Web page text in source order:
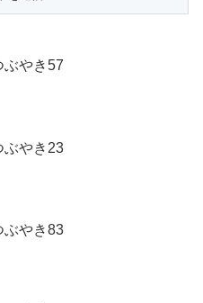
ぶやき57
ぶやき23
ぶやき83